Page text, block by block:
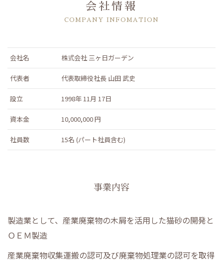
会社情報
COMPANY INFOMATION
会社名 株式会社 三ヶ日ガーデン
代表者 代表取締役社長 山田 武史
設立 1998年 11月 17日
資本金 10,000,000 円
社員数 15名 (パート社員含む)
事業内容
製造業として、産業廃棄物の木屑を活用した猫砂の開発と
ＯＥＭ製造
産業廃棄物収集運搬の認可及び廃棄物処理業の認可を取得